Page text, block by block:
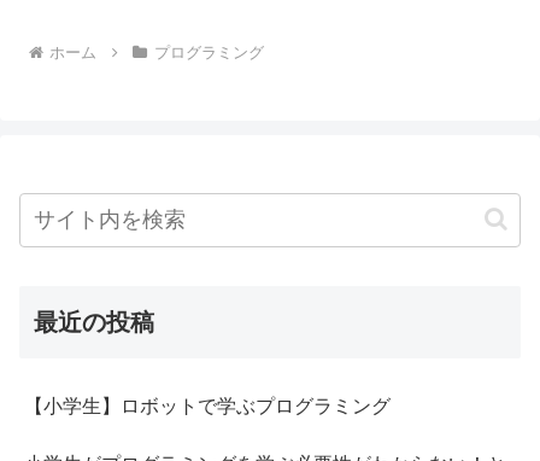
ホーム プログラミング
最近の投稿
【小学生】ロボットで学ぶプログラミング